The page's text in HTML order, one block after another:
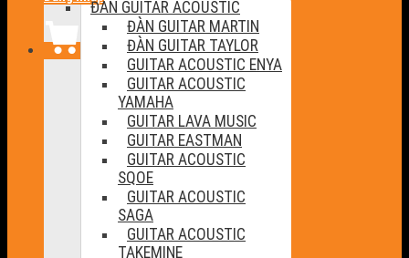
ĐÀN GUITAR ACOUSTIC
ĐÀN GUITAR MARTIN
ĐÀN GUITAR TAYLOR
GUITAR ACOUSTIC ENYA
GUITAR ACOUSTIC
YAMAHA
GUITAR LAVA MUSIC
GUITAR EASTMAN
GUITAR ACOUSTIC
SQOE
GUITAR ACOUSTIC
SAGA
GUITAR ACOUSTIC
TAKEMINE